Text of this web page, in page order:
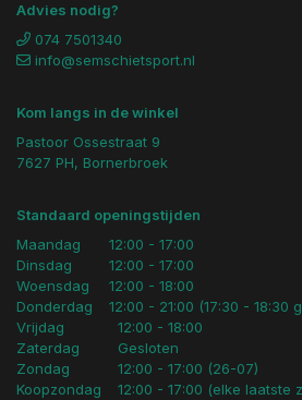
Advies nodig?
074 7501340
info@semschietsport.nl
Kom langs in de winkel
Pastoor Ossestraat 9
7627 PH, Bornerbroek
Standaard openingstijden
Maandag
Dinsdag
Woensdag
Donderdag
12:00 - 17:00
12:00 - 17:00
12:00 - 18:00
12:00 - 21:00 (17:30 - 18:30
Vrijdag
Zaterdag
Zondag
Koopzondag
12:00 - 18:00
Gesloten
12:00 - 17:00 (26-07)
12:00 - 17:00 (elke laatste